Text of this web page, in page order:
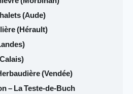
(Aude)
(Hérault)
(Vendée)
– La Teste-de-Buch